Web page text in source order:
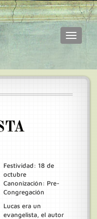
Toggle
Festividad: 18 de
octubre
Canonización: Pre-
Congregación
Lucas era un
evangelista, el autor